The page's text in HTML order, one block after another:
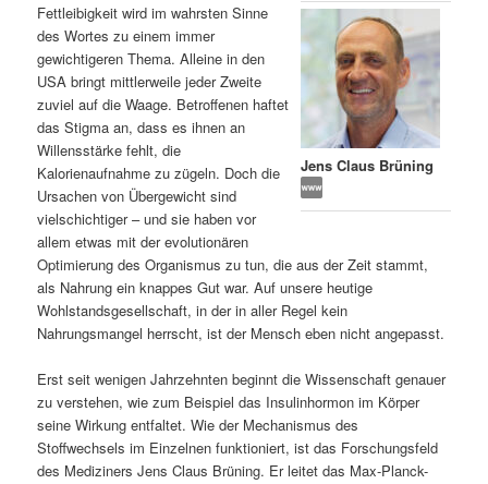
a
l
t
s
p
r
n
g
n
h
a
l
t
s
r
i
Jens Claus Brüning
Fettleibigkeit wird im wahrsten Sinne
des Wortes zu einem immer
gewichtigeren Thema. Alleine in den
USA bringt mittlerweile jeder Zweite
zuviel auf die Waage. Betroffenen haftet
das Stigma an, dass es ihnen an
Willensstärke fehlt, die
Kalorienaufnahme zu zügeln. Doch die
Ursachen von Übergewicht sind
vielschichtiger – und sie haben vor
allem etwas mit der evolutionären
Optimierung des Organismus zu tun, die aus der Zeit stammt,
als Nahrung ein knappes Gut war. Auf unsere heutige
Wohlstandsgesellschaft, in der in aller Regel kein
Nahrungsmangel herrscht, ist der Mensch eben nicht angepasst.
Erst seit wenigen Jahrzehnten beginnt die Wissenschaft genauer
zu verstehen, wie zum Beispiel das Insulinhormon im Körper
seine Wirkung entfaltet. Wie der Mechanismus des
Stoffwechsels im Einzelnen funktioniert, ist das Forschungsfeld
des Mediziners Jens Claus Brüning. Er leitet das Max-Planck-